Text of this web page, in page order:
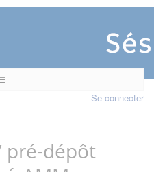
Se connecter
pré-dépôt